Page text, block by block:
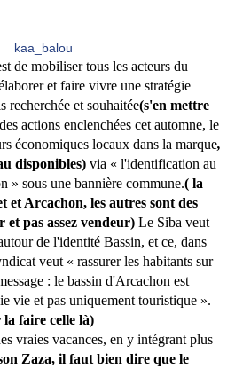
de mobiliser tous les acteurs du
et faire vivre une stratégie
recherchée et souhaitée(s'en mettre
actions enclenchées cet automne, le
économiques locaux dans la marque,
disponibles) via « l'identification au
» sous une bannière commune.( la
Arcachon, les autres sont des
et pas assez vendeur) Le Siba veut
de l'identité Bassin, et ce, dans
veut « rassurer les habitants sur
: le bassin d'Arcachon est
vie et pas uniquement touristique ».
faire celle là)
vraies vacances, en y intégrant plus
Zaza, il faut bien dire que le